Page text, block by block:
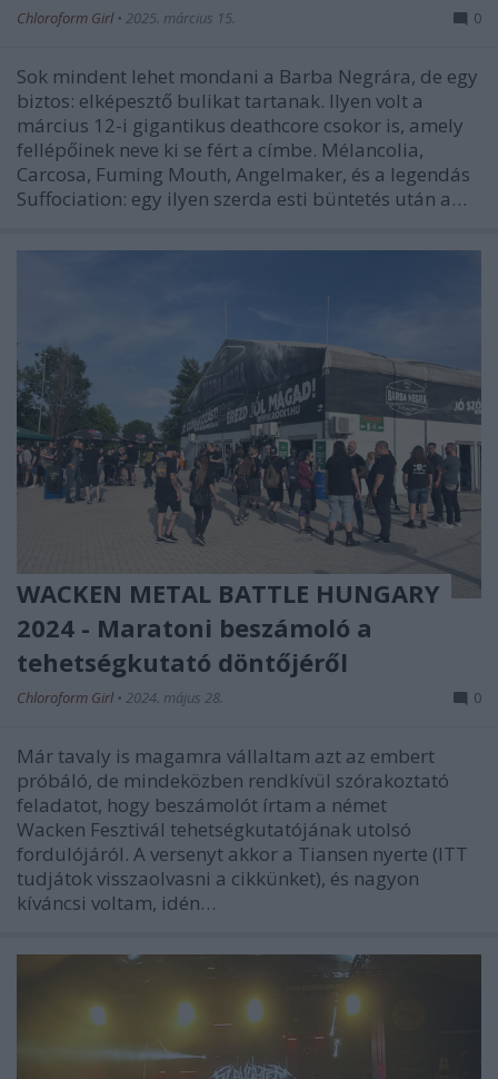
Chloroform Girl • 2025. március 15. 0
Sok mindent lehet mondani a Barba Negrára, de egy
biztos: elképesztő bulikat tartanak. Ilyen volt a
március 12-i gigantikus deathcore csokor is, amely
fellépőinek neve ki se fért a címbe. Mélancolia,
Carcosa, Fuming Mouth, Angelmaker, és a legendás
Suffociation: egy ilyen szerda esti büntetés után a…
WACKEN METAL BATTLE HUNGARY
2024 - Maratoni beszámoló a
tehetségkutató döntőjéről
Chloroform Girl • 2024. május 28. 0
Már tavaly is magamra vállaltam azt az embert
próbáló, de mindeközben rendkívül szórakoztató
feladatot, hogy beszámolót írtam a német
Wacken Fesztivál tehetségkutatójának utolsó
fordulójáról. A versenyt akkor a Tiansen nyerte (ITT
tudjátok visszaolvasni a cikkünket), és nagyon
kíváncsi voltam, idén…